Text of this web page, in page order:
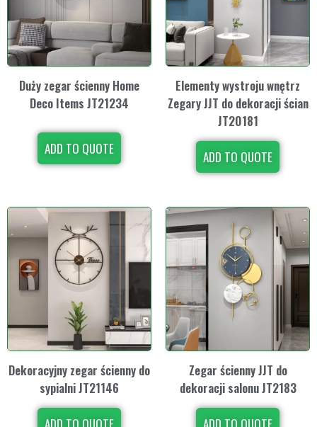
Duży zegar ścienny Home
Deco Items JT21234
ADD TO QUOTE
Elementy wystroju wnętrz
Zegary JJT do dekoracji ścian
JT20181
ADD TO QUOTE
Dekoracyjny zegar ścienny do
sypialni JT21146
Zegar ścienny JJT do
dekoracji salonu JT2183